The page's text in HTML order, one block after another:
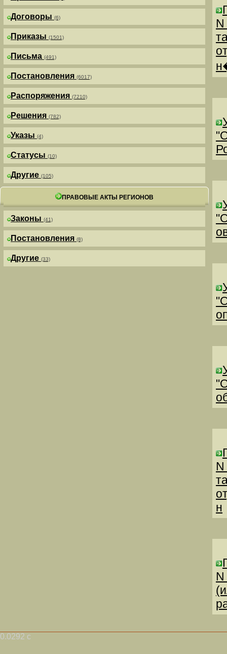
Договоры (6)
Приказы (1501)
Письма (491)
Постановления (6017)
Распоряжения (7210)
Решения (782)
Указы (4)
Статусы (10)
Другие (105)
ПРАВОВЫЕ АКТЫ РЕГИОНОВ
Законы (41)
Постановления (8)
Другие (33)
н
0.0292 с